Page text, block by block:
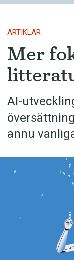
ARTIKLAR
Mer
AI-
ännu